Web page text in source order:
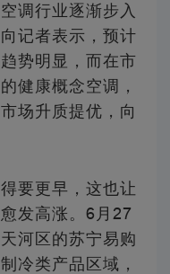
调行业逐渐步入
记者表示，预计
势明显，而在市
健康概念空调，
场升质提优，向
要更早，这也让
发高涨。6月27
河区的苏宁易购
冷类产品区域，